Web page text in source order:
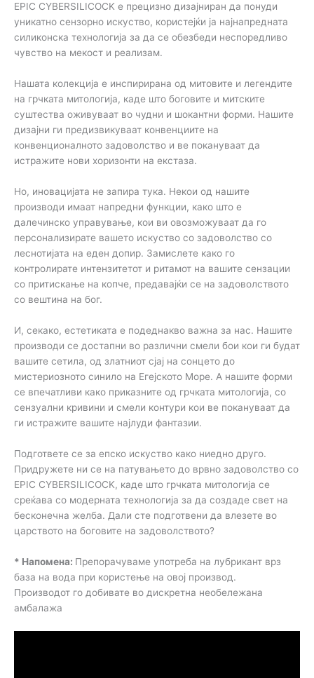
EPIC CYBERSILICOCK е прецизно дизајниран да понуди
уникатно сензорно искуство, користејќи ја најнапредната
силиконска технологија за да се обезбеди неспоредливо
чувство на мекост и реализам.
Нашата колекција е инспирирана од митовите и легендите
на грчката митологија, каде што боговите и митските
суштества оживуваат во чудни и шокантни форми. Нашите
дизајни ги предизвикуваат конвенциите на
конвенционалното задоволство и ве покануваат да
истражите нови хоризонти на екстаза.
Но, иновацијата не запира тука. Некои од нашите
производи имаат напредни функции, како што е
далечинско управување, кои ви овозможуваат да го
персонализирате вашето искуство со задоволство со
леснотијата на еден допир. Замислете како го
контролирате интензитетот и ритамот на вашите сензации
со притискање на копче, предавајќи се на задоволството
со вештина на бог.
И, секако, естетиката е подеднакво важна за нас. Нашите
производи се достапни во различни смели бои кои ги будат
вашите сетила, од златниот сјај на сонцето до
мистериозното синило на Егејското Море. А нашите форми
се впечатливи како приказните од грчката митологија, со
сензуални кривини и смели контури кои ве покануваат да
ги истражите вашите најлуди фантазии.
Подгответе се за епско искуство како ниедно друго.
Придружете ни се на патувањето до врвно задоволство со
EPIC CYBERSILICOCK, каде што грчката митологија се
среќава со модерната технологија за да создаде свет на
бесконечна желба. Дали сте подготвени да влезете во
царството на боговите на задоволството?
* Напомена: Препорачуваме употреба на лубрикант врз
база на вода при користење на овој производ.
Производот го добивате во дискретна необележана
амбалажа